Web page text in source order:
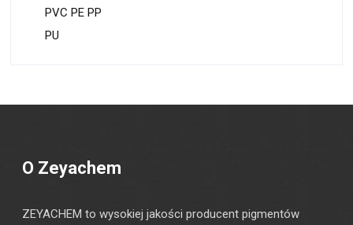
PVC PE PP
PU
O Zeyachem
ZEYACHEM to wysokiej jakości producent pigmentów